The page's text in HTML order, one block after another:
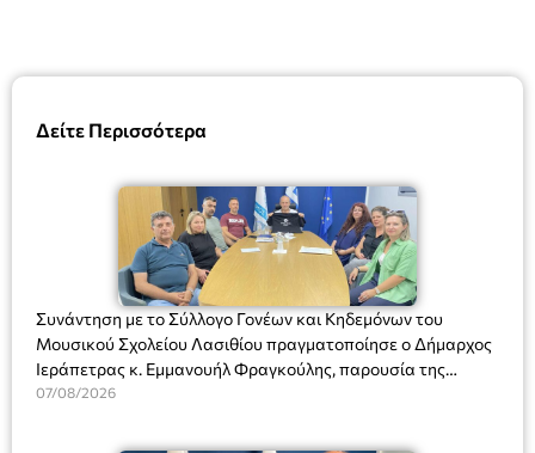
Δείτε Περισσότερα
Συνάντηση με το Σύλλογο Γονέων και Κηδεμόνων του
Μουσικού Σχολείου Λασιθίου πραγματοποίησε ο Δήμαρχος
Ιεράπετρας κ. Εμμανουήλ Φραγκούλης, παρουσία της
Διευθύντριας του σχολείου κας Μαριάννας Χαΐτα.
07/08/2026